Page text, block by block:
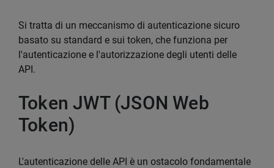
Si tratta di un meccanismo di autenticazione sicuro
basato su standard e sui token, che funziona per
l'autenticazione e l'autorizzazione degli utenti delle
API.
Token JWT (JSON Web
Token)
L'autenticazione delle API è un ostacolo fondamentale